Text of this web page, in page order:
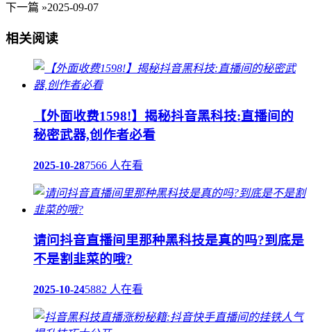
下一篇 »2025-09-07
相关阅读
【外面收费1598!】揭秘抖音黑科技:直播间的
秘密武器,创作者必看
2025-10-287566 人在看
请问抖音直播间里那种黑科技是真的吗?到底是
不是割韭菜的哦?
2025-10-245882 人在看